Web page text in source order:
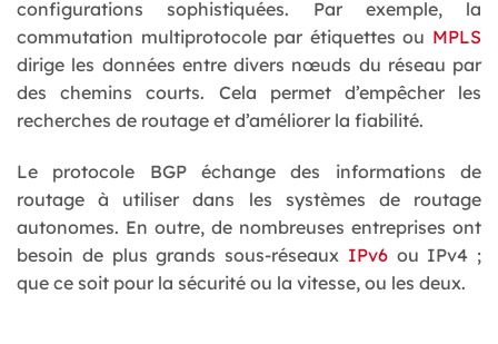
configurations sophistiquées. Par exemple, la
commutation multiprotocole par étiquettes ou MPLS
dirige les données entre divers nœuds du réseau par
des chemins courts. Cela permet d’empêcher les
recherches de routage et d’améliorer la fiabilité.
Le protocole BGP échange des informations de
routage à utiliser dans les systèmes de routage
autonomes. En outre, de nombreuses entreprises ont
besoin de plus grands sous-réseaux IPv6ou IPv4 ;
que ce soit pour la sécurité ou la vitesse, ou les deux.